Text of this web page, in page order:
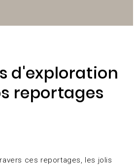
d'exploration
reportages
ces reportages, les jolis